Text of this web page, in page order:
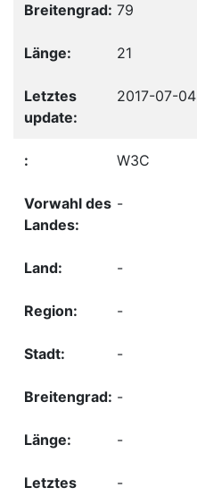
79
21
2017-07-04
W3C
-
-
-
-
-
-
-